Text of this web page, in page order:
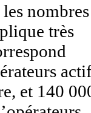
nombres
très
et 140